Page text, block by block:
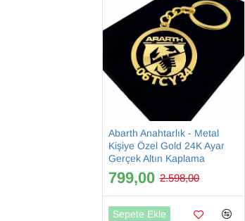
Abarth Anahtarlık - Metal
Kişiye Özel Gold 24K Ayar
Gerçek Altın Kaplama
799,00 2.598,00
Sepete Ekle